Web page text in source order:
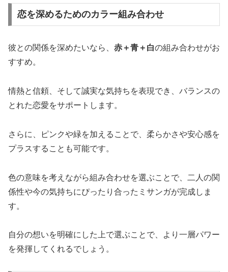
恋を深めるためのカラー組み合わせ
彼との関係を深めたいなら、 赤＋青＋白の組み合わせがお
すすめ。
情熱と信頼、そして誠実な気持ちを表現でき、バランスの
とれた恋愛をサポートします。
さらに、ピンクや緑を加えることで、柔らかさや安心感を
プラスすることも可能です。
色の意味を考えながら組み合わせを選ぶことで、二人の関
係性や今の気持ちにぴったり合ったミサンガが完成しま
す。
自分の想いを明確にした上で選ぶことで、より一層パワー
を発揮してくれるでしょう。